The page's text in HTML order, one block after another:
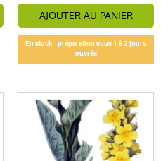
AJOUTER AU PANIER
En stock - préparation sous 1 à 2 jours
ouvrés